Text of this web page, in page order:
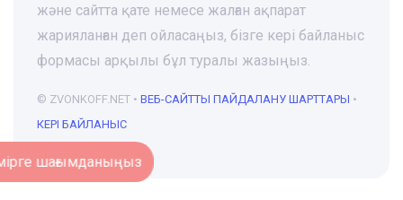
және сайтта қате немесе жалған ақпарат
жарияланған деп ойласаңыз, бізге кері байланыс
формасы арқылы бұл туралы жазыңыз.
© ZVONKOFF.NET • ВЕБ-CАЙТТЫ ПАЙДАЛАНУ ШАРТТАРЫ •
КЕРІ БАЙЛАНЫС
Нөмірге шағымданыңыз